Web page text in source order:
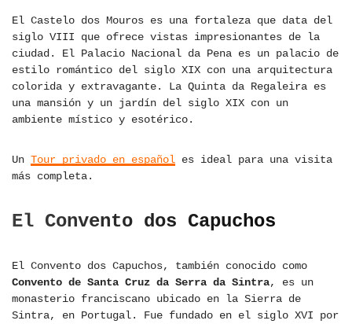
El Castelo dos Mouros es una fortaleza que data del
siglo VIII que ofrece vistas impresionantes de la
ciudad. El Palacio Nacional da Pena es un palacio de
estilo romántico del siglo XIX con una arquitectura
colorida y extravagante. La Quinta da Regaleira es
una mansión y un jardín del siglo XIX con un
ambiente místico y esotérico.
Un Tour privado en español es ideal para una visita
más completa.
El Convento dos Capuchos
El Convento dos Capuchos, también conocido como
Convento de Santa Cruz da Serra da Sintra, es un
monasterio franciscano ubicado en la Sierra de
Sintra, en Portugal. Fue fundado en el siglo XVI por